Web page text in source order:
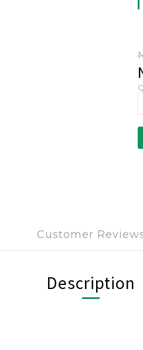
Customer
Description